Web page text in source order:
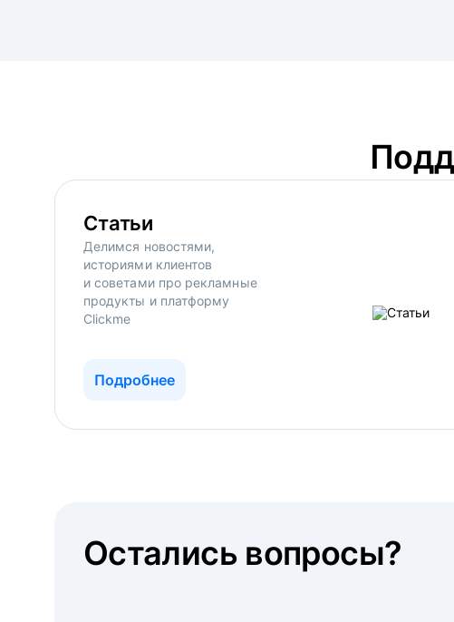
Статьи
Делимся новостями,
историями клиентов
и советами про рекламные
продукты и платформу
Clickme
Подробнее
Остались вопросы?